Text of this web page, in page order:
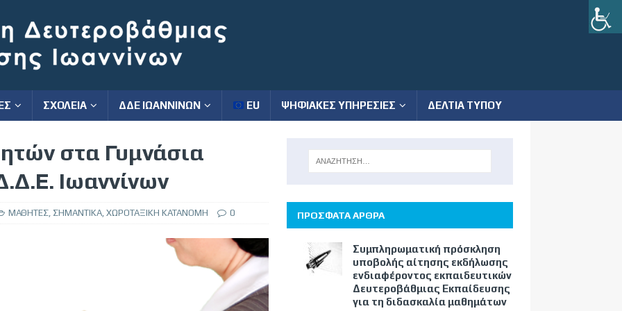
ΣΧΟΛΕΙΑ ΔΔΕ ΙΩΑΝΝΙΝΩΝ EU ΨΗΦΙΑΚΕΣ ΥΠΗΡΕΣΙΕΣ ΔΕΛΤΙΑ ΤΥΠΟΥ
στα Γυμνάσια
Ιωαννίνων
ΜΑΘΗΤΕΣ, ΣΗΜΑΝΤΙΚΑ, ΧΩΡΟΤΑΞΙΚΗ ΚΑΤΑΝΟΜΗ 0 ΠΡΟΣΦΑΤΑ ΑΡΘΡΑ
Συμπληρωματική πρόσκληση
υποβολής αίτησης εκδήλωσης
ενδιαφέροντος εκπαιδευτικών
Δευτεροβάθμιας Εκπαίδευσης
για τη διδασκαλία μαθημάτων